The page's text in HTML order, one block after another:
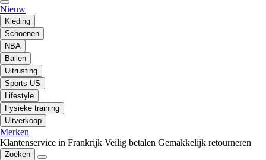
Nieuw
Kleding
Schoenen
NBA
Ballen
Uitrusting
Sports US
Lifestyle
Fysieke training
Uitverkoop
Merken
Klantenservice in Frankrijk Veilig betalen Gemakkelijk retourneren
Zoeken